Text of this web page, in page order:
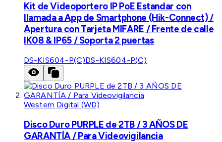
Kit de Videoportero IP PoE Estandar con
llamada a App de Smartphone (Hik-Connect) /
Apertura con Tarjeta MIFARE / Frente de calle
IK08 & IP65 / Soporta 2 puertas
DS-KIS604-P(C)DS-KIS604-P(C)
Western Digital (WD)
Disco Duro PURPLE de 2TB / 3 AÑOS DE
GARANTÍA / Para Videovigilancia